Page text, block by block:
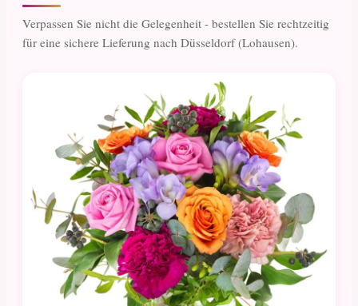
Verpassen Sie nicht die Gelegenheit - bestellen Sie rechtzeitig
für eine sichere Lieferung nach Düsseldorf (Lohausen).